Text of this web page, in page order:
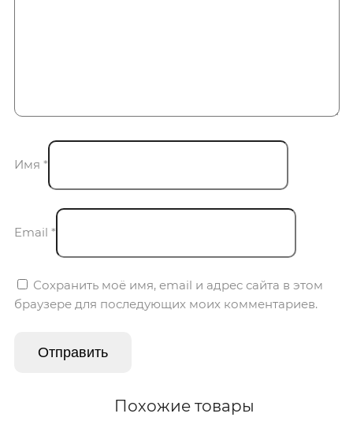
Имя *
Email *
Сохранить моё имя, email и адрес сайта в этом
браузере для последующих моих комментариев.
Похожие товары